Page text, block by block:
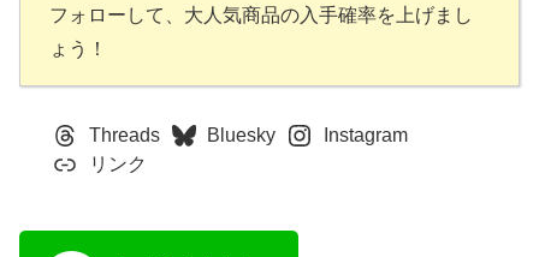
フォローして、大人気商品の入手確率を上げまし
ょう！
Threads Bluesky
Instagram
リンク